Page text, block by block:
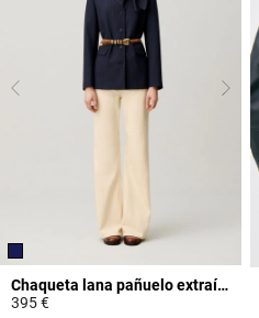
Chaqueta lana pañuelo extraíble
395 €